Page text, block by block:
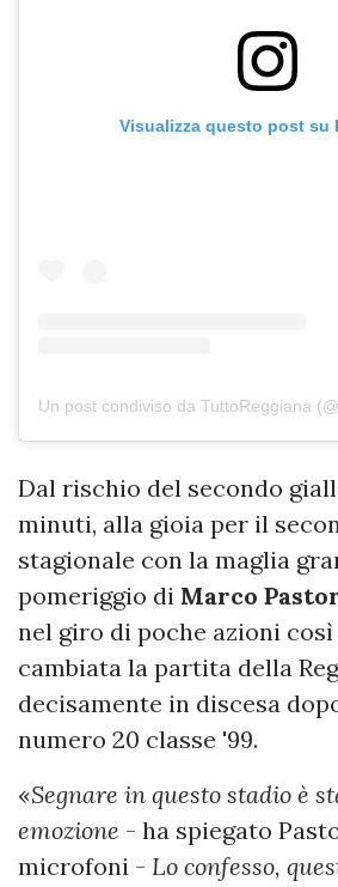
Visualizza questo post su
Un post condiviso da TuttoReggiana
Dal rischio del secondo
minuti, alla gioia per il
stagionale con la maglia
pomeriggio di Marco
nel giro di poche azioni così
cambiata la partita della
decisamente in discesa
numero 20 classe '99.
«Segnare in questo stadio è
emozione - ha spiegato
microfoni - Lo confesso,